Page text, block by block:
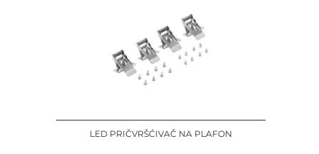
LED PRIČVRŠĆIVAČ NA PLAFON